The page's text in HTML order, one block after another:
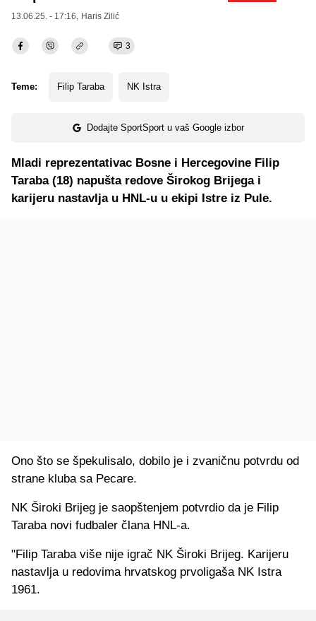
13.06.25. - 17:16, Haris Zilić
3
Teme: Filip Taraba NK Istra
Dodajte SportSport u vaš Google izbor
Mladi reprezentativac Bosne i Hercegovine Filip
Taraba (18) napušta redove Širokog Brijega i
karijeru nastavlja u HNL-u u ekipi Istre iz Pule.
Ono što se špekulisalo, dobilo je i zvaničnu potvrdu od
strane kluba sa Pecare.
NK Široki Brijeg je saopštenjem potvrdio da je Filip
Taraba novi fudbaler člana HNL-a.
"Filip Taraba više nije igrač NK Široki Brijeg. Karijeru
nastavlja u redovima hrvatskog prvoligaša NK Istra
1961.